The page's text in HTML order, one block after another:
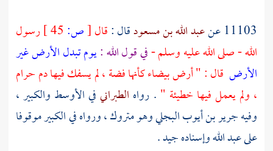
11103 عن
عبد الله بن مسعودقال :قال[ص:
رسول
الله - صلى الله عليه وسلم -في قول الله :يوم تبدل الأرض غير
الأرض قال : " أرض بيضاء كأنها فضة ، لم يسفك فيها دم حرام
، ولم يعمل فيها خطيئة " . رواه الطبرانيفي الأوسط والكبير ،
وفيهجرير بن أيوب البجليوهو متروك ، ورواه في الكبير موقوفا
علىعبد اللهوإسناده جيد .